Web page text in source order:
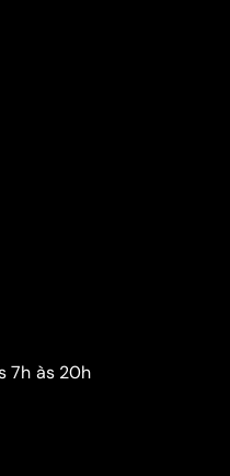
7h às 20h